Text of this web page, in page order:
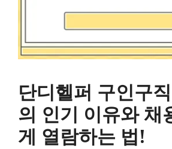
단디헬퍼 구인구
의 인기 이유와 채
게 열람하는 법!